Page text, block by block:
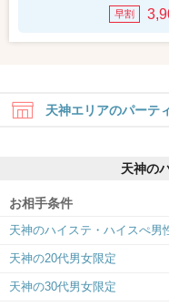
早割
天神エリアのパーテ
周りを気にせず話せる個室会場
天神の
お相手条件
天神のハイステ・ハイスぺ男
天神の20代男女限定
天神の30代男女限定